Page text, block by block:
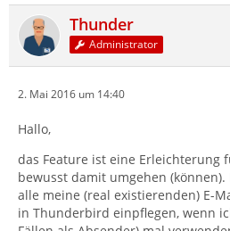
Thunder
Administrator
2. Mai 2016 um 14:40
Hallo,
das Feature ist eine Erleichterung
bewusst damit umgehen
alle meine (real existierenden) E-
in Thunderbird einpflegen, wenn